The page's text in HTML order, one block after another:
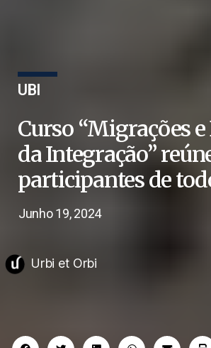
UBI
Curso “Migrações
da Integração”
participantes de
Junho 19, 2024
Urbi et Orbi